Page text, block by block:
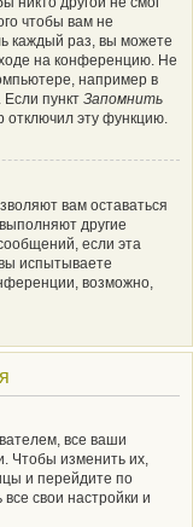
чтобы вам не
каждый раз, вы можете
на конференцию. Не
например в
Если пункт Запомнить
отключил эту функцию.
вам оставаться
другие
если эта
испытываете
возможно,
все ваши
Чтобы изменить их,
и перейдите по
свои настройки и